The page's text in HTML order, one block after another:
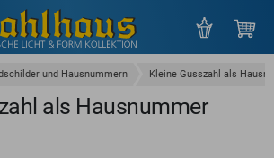
und Hausnummern Kleine Gusszahl als
als Hausnummer